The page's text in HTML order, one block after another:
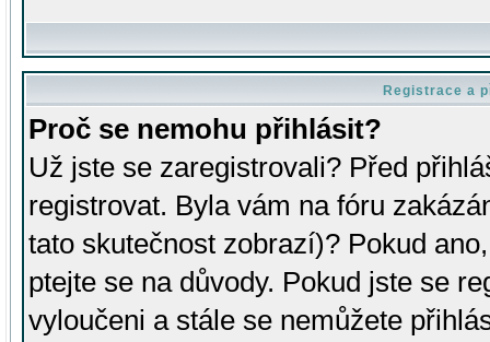
Registrace a
Proč se nemohu přihlásit?
Už jste se zaregistrovali? Před
registrovat. Byla vám na fóru
tato skutečnost zobrazí)? Pokud
ptejte se na důvody. Pokud jste se
vyloučeni a stále se nemůžete